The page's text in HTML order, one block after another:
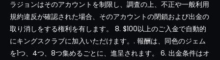
ラジョンはそのアカウントを制限し、調査の上、不正や一般利用
規約違反が確認された場合、そのアカウントの閉鎖および出金の
取り消しをする権利を有します。 8. $100以上のご入金で自動的
にキングスクラブに加入いただけます。. 報酬は、同色のジェム
を1つ、4つ、8つ集めるごとに、進呈されます。 6. 出金条件はオ